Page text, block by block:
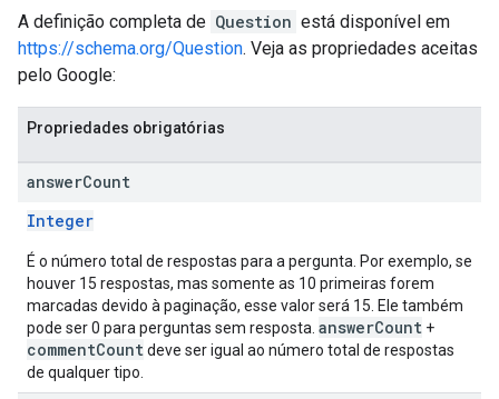
A definição completa de Question está disponível em
https://schema.org/Question. Veja as propriedades aceitas
pelo Google:
Propriedades obrigatórias
answerCount
Integer
É o número total de respostas para a pergunta. Por exemplo, se
houver 15 respostas, mas somente as 10 primeiras forem
marcadas devido à paginação, esse valor será 15. Ele também
pode ser 0 para perguntas sem resposta. answerCount +
commentCount deve ser igual ao número total de respostas
de qualquer tipo.